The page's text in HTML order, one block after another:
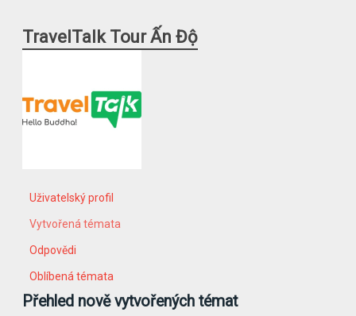
TravelTalk Tour Ấn Độ
Uživatelský profil
Vytvořená témata
Odpovědi
Oblíbená témata
Přehled nově vytvořených témat